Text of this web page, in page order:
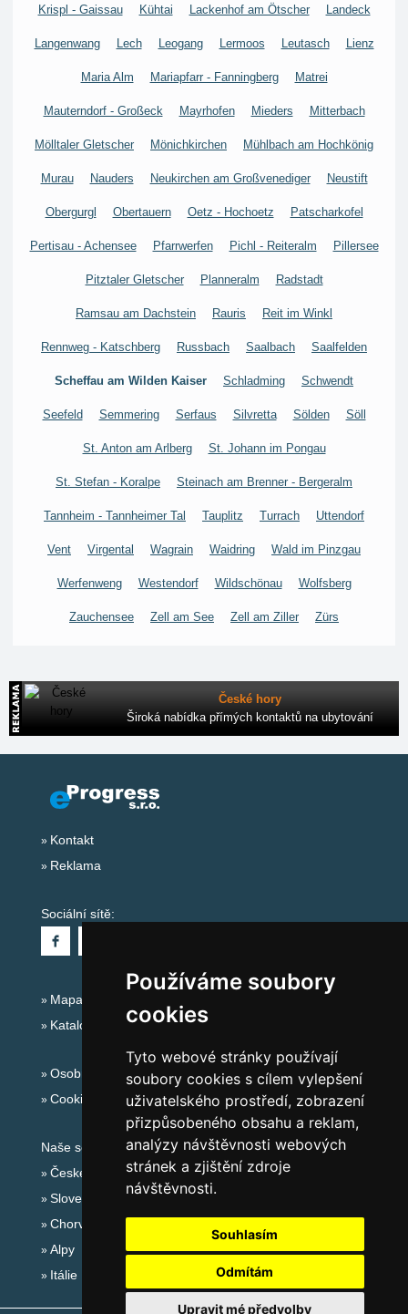
Používáme soubory
cookies
Tyto webové stránky používají
soubory cookies s cílem vylepšení
uživatelského prostředí, zobrazení
přizpůsobeného obsahu a reklam,
analýzy návštěvnosti webových
stránek a zjištění zdroje
návštěvnosti.
Souhlasím
Odmítám
Upravit mé předvolby
Krispl - Gaissau Kühtai Lackenhof am Ötscher Landeck
Langenwang Lech Leogang Lermoos Leutasch Lienz
Maria Alm Mariapfarr - Fanningberg Matrei
Mauterndorf - Großeck Mayrhofen Mieders Mitterbach
Mölltaler Gletscher Mönichkirchen Mühlbach am Hochkönig
Murau Nauders Neukirchen am Großvenediger Neustift
Obergurgl Obertauern Oetz - Hochoetz Patscharkofel
Pertisau - Achensee Pfarrwerfen Pichl - Reiteralm Pillersee
Pitztaler Gletscher Planneralm Radstadt
Ramsau am Dachstein Rauris Reit im Winkl
Rennweg - Katschberg Russbach Saalbach Saalfelden
Scheffau am Wilden Kaiser Schladming Schwendt
Seefeld Semmering Serfaus Silvretta Sölden Söll
St. Anton am Arlberg St. Johann im Pongau
St. Stefan - Koralpe Steinach am Brenner - Bergeralm
Tannheim - Tannheimer Tal Tauplitz Turrach Uttendorf
Vent Virgental Wagrain Waidring Wald im Pinzgau
Werfenweng Westendorf Wildschönau Wolfsberg
Zauchensee Zell am See Zell am Ziller Zürs
České hory
Široká nabídka přímých kontaktů na ubytování
Kontakt
Reklama
Sociální sítě:
Mapa serveru Alpy - Rakousko
Katalog ubytování
Osobní údaje
Cookies
Naše servery:
České hory
Slovenské hory
Chorvatsko
Alpy
Itálie